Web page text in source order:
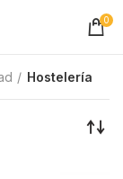
0
Hostelería